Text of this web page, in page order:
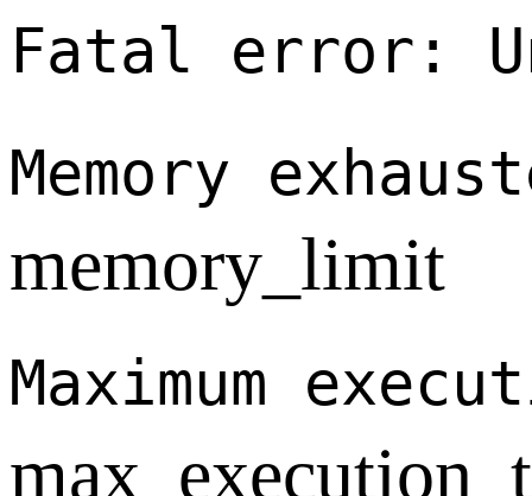
Fatal error:
Memory
memory_limit
Maximum